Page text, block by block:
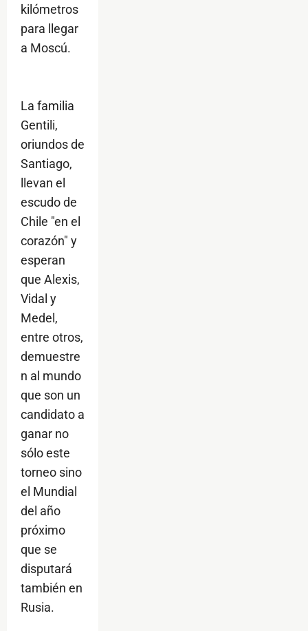
kilómetros
para llegar
a Moscú.
La familia
Gentili,
oriundos de
Santiago,
llevan el
escudo de
Chile "en el
corazón" y
esperan
que Alexis,
Vidal y
Medel,
entre otros,
demuestre
n al mundo
que son un
candidato a
ganar no
sólo este
torneo sino
el Mundial
del año
próximo
que se
disputará
también en
Rusia.